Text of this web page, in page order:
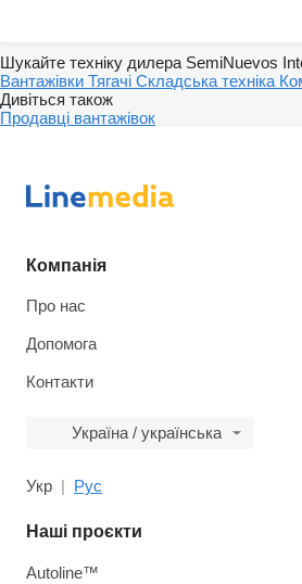
Шукайте техніку дилера SemiNuevos
Вантажівки Тягачі Складська техніка
Дивіться також
Продавці вантажівок
Компанія
Про нас
Допомога
Контакти
Україна / українська
Укр Рус
Наші проєкти
Autoline™